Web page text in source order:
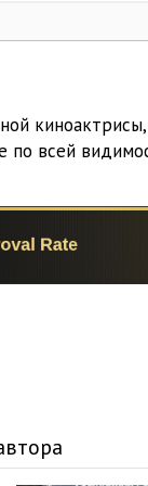
киноактрисы,
по всей